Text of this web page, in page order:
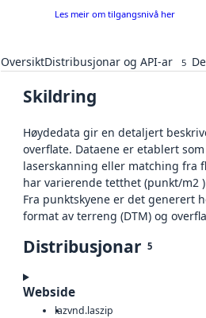
Les meir om tilgangsnivå her
OversiktDistribusjonar og API-ar 5
Skildring
Høydedata gir en detaljert
overflate. Dataene er etablert
laserskanning eller matching fra
har varierende tetthet (punkt/m2
Fra punktskyene er det generert
format av terreng (DTM) og
Distribusjonar 5
Webside
lazvnd.laszip